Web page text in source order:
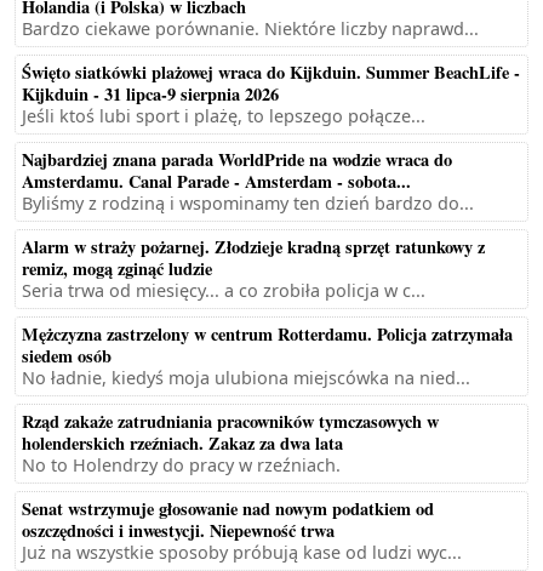
Holandia (i Polska) w liczbach
Bardzo ciekawe porównanie. Niektóre liczby naprawd...
Święto siatkówki plażowej wraca do Kijkduin. Summer BeachLife -
Kijkduin - 31 lipca-9 sierpnia 2026
Jeśli ktoś lubi sport i plażę, to lepszego połącze...
Najbardziej znana parada WorldPride na wodzie wraca do
Amsterdamu. Canal Parade - Amsterdam - sobota...
Byliśmy z rodziną i wspominamy ten dzień bardzo do...
Alarm w straży pożarnej. Złodzieje kradną sprzęt ratunkowy z
remiz, mogą zginąć ludzie
Seria trwa od miesięcy... a co zrobiła policja w c...
Mężczyzna zastrzelony w centrum Rotterdamu. Policja zatrzymała
siedem osób
No ładnie, kiedyś moja ulubiona miejscówka na nied...
Rząd zakaże zatrudniania pracowników tymczasowych w
holenderskich rzeźniach. Zakaz za dwa lata
No to Holendrzy do pracy w rzeźniach.
Senat wstrzymuje głosowanie nad nowym podatkiem od
oszczędności i inwestycji. Niepewność trwa
Już na wszystkie sposoby próbują kase od ludzi wyc...